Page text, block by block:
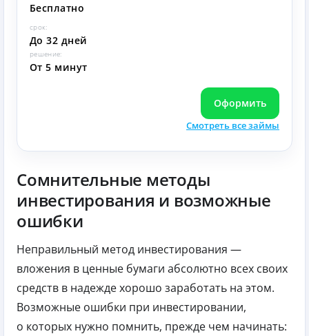
Бесплатно
срок:
До 32 дней
решение:
От 5 минут
Оформить
Смотреть все займы
Сомнительные методы
инвестирования и возможные
ошибки
Неправильный метод инвестирования —
вложения в ценные бумаги абсолютно всех своих
средств в надежде хорошо заработать на этом.
Возможные ошибки при инвестировании,
о которых нужно помнить, прежде чем начинать: